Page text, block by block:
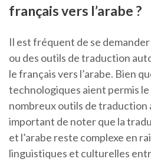
français vers l’arabe ?
Il est fréquent de se demander
ou des outils de traduction
le français vers l’arabe. Bien
technologiques aient permis
nombreux outils de traduction
important de noter que la
et l’arabe reste complexe en
linguistiques et culturelles